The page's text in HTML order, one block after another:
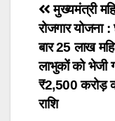
Post
मुख्यमंत्री
रोजगार योजना :
बार 25 लाख
लाभुकों को भेजी
₹2,500 करोड़
राशि